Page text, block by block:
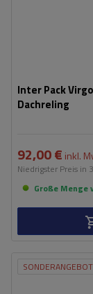
Inter Pack
Dachreling
92,00 € inkl.
Niedrigster Preis in
Große Menge
SONDERANGEBOT